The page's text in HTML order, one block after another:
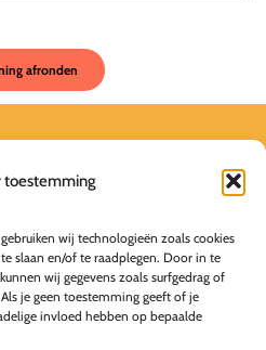
toestemming
wij technologieën zoals cookies
slaan en/of te raadplegen. Door in te
wij gegevens zoals surfgedrag of
je geen toestemming geeft of je
invloed hebben op bepaalde
van Spaans-Bussum